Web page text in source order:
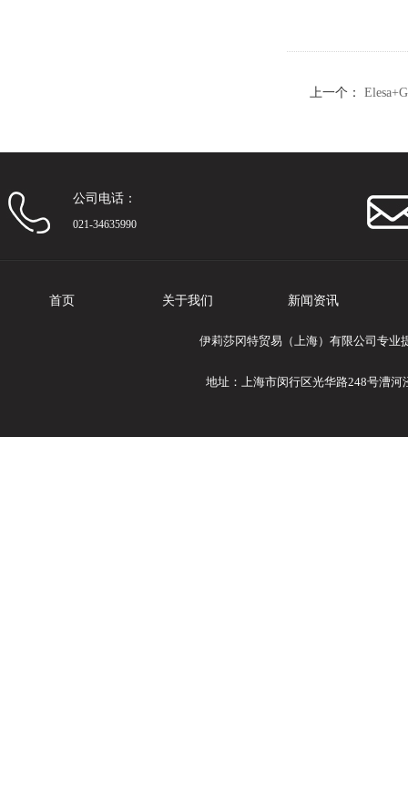
上一个：
公司电话：
021-34635990
首页 关于我们 新闻资讯
伊莉莎冈特贸易（上海）有限公司专业
地址：上海市闵行区光华路248号漕